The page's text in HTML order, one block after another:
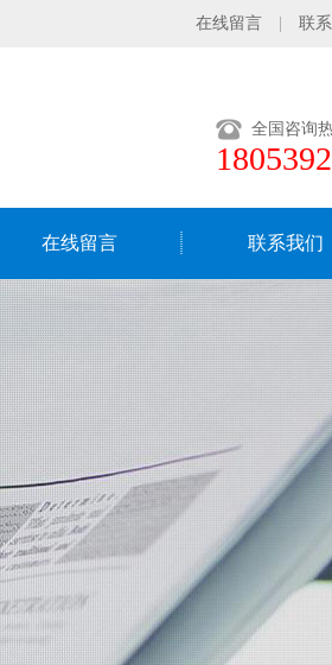
在线留言 联
全国咨询
在线留言 联系我们